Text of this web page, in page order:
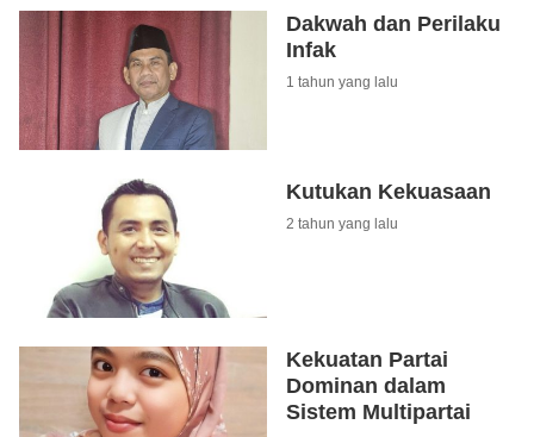
Dakwah dan Perilaku
Infak
1 tahun yang lalu
Kutukan Kekuasaan
2 tahun yang lalu
Kekuatan Partai
Dominan dalam
Sistem Multipartai